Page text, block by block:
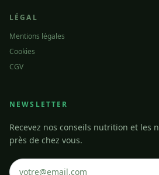
LÉGAL
Mentions légales
Cookies
CGV
NEWSLETTER
Recevez nos conseils nutrition et les
près de chez vous.